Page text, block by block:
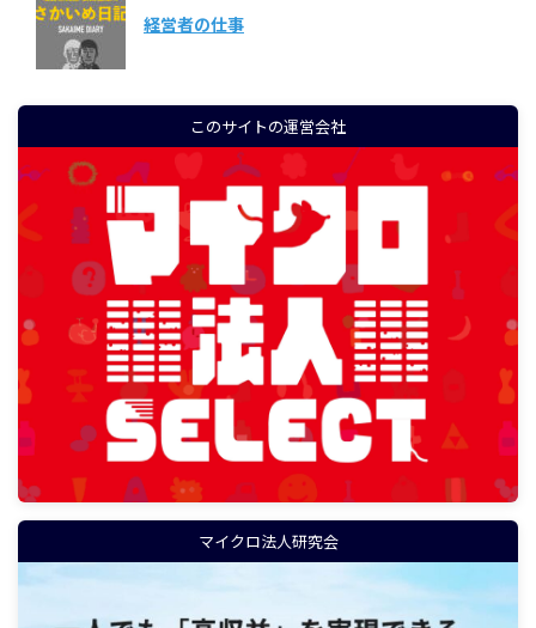
経営者の仕事
このサイトの運営会社
マイクロ法人研究会